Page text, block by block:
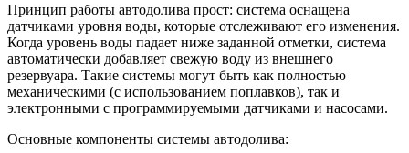
Принцип работы автодолива прост: система оснащена
датчиками уровня воды, которые отслеживают его изменения.
Когда уровень воды падает ниже заданной отметки, система
автоматически добавляет свежую воду из внешнего
резервуара. Такие системы могут быть как полностью
механическими (с использованием поплавков), так и
электронными с программируемыми датчиками и насосами.
Основные компоненты системы автодолива: